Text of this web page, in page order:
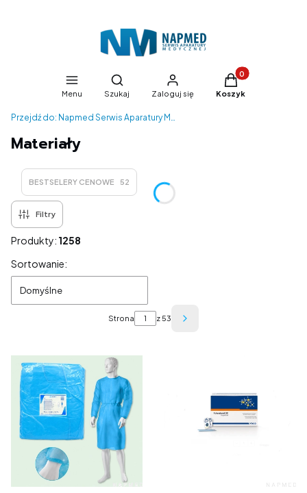
Menu
Otwórz wyszukiwarkę
Szukaj Zaloguj się
Produkty w
Koszyk
Przejdź do: Napmed Serwis Aparatury Medycznej
Materiały
BESTSELERY CENOWE 52
Filtry
Produkty: 1258
Lista produktów
Sortowanie:
Domyślne
Strona z 53
Następne produkty